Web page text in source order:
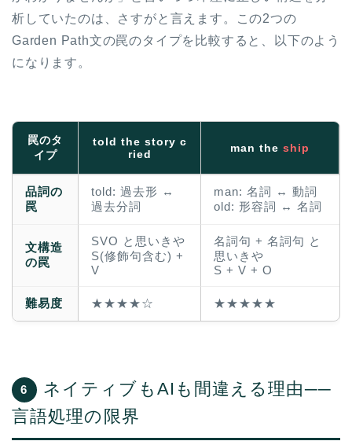
析していたのは、さすがと言えます。この2つの
Garden Path文の罠のタイプを比較すると、以下のよう
になります。
罠のタ
イプ
told the story c
ried
man the ship
品詞の
罠
told: 過去形 ↔
過去分詞
man: 名詞 ↔ 動詞
old: 形容詞 ↔ 名詞
文構造
の罠
SVO と思いきや
S(修飾句含む) +
V
名詞句 + 名詞句 と
思いきや
S + V + O
難易度 ★★★★☆ ★★★★★
6
ネイティブもAIも間違える理由──
言語処理の限界